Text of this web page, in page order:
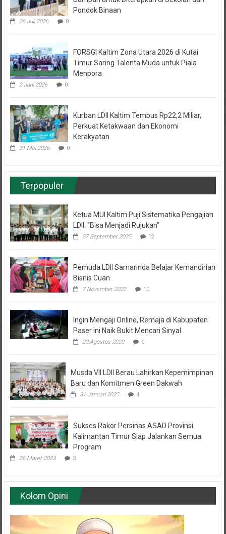
26 Juli 2026 0
Timur Saring Talenta Muda untuk Piala
Menpora
2 Juni 2026 0
Perkuat Ketakwaan dan Ekonomi
Kerakyatan
31 Mei 2026 0
Terpopuler
LDII: “Bisa Menjadi Rujukan”
27 September 2025 12
Bisnis Cuan
7 November 2022
Paser ini Naik Bukit Mencari Sinyal
22 Agustus 2020 6
Baru dan Komitmen Green Dakwah
31 Januari 2025 4
Kalimantan Timur Siap Jalankan Semua
Program
26 Maret 2023 3
Kolom Opini